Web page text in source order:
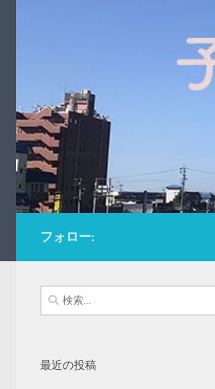
フォロー:
検
索:
最近の投稿